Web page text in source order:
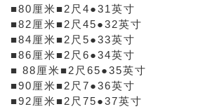
■80厘米■2尺4●31英寸
■82厘米■2尺45●32英寸
■84厘米■2尺5●33英寸
■86厘米■2尺6●34英寸
■ 88厘米■2尺65●35英寸
■90厘米■2尺7●36英寸
■92厘米■2尺75●37英寸